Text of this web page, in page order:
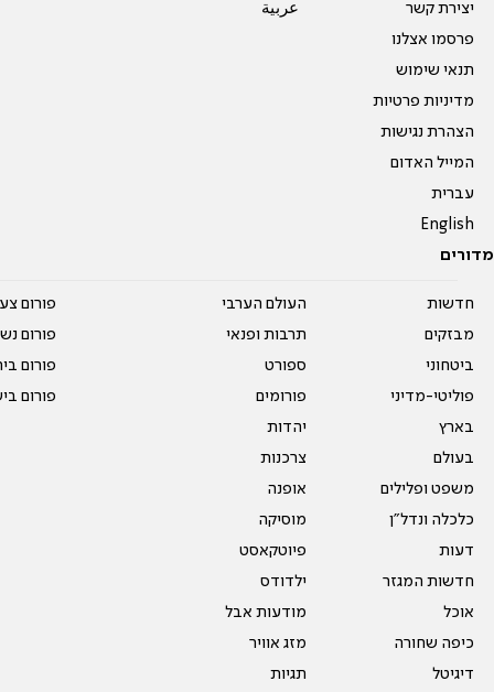
יצירת קשר
פרסמו אצלנו
תנאי שימוש
מדיניות פרטיות
הצהרת נגישות
המייל האדום
עברית
English
عربية
מדורים
חדשות
מבזקים
ביטחוני
פוליטי-מדיני
בארץ
בעולם
משפט ופלילים
כלכלה ונדל"ן
דעות
חדשות המגזר
אוכל
כיפה שחורה
דיגיטל
העולם הערבי
תרבות ופנאי
ספורט
פורומים
יהדות
צרכנות
אופנה
מוסיקה
פיוטקאסט
ילדודס
מודעות אבל
מזג אוויר
תגיות
פורום
פורום
פורום
פורום